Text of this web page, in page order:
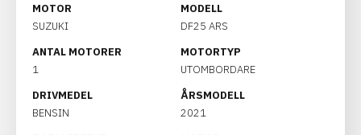
MOTOR
SUZUKI
MODELL
DF25 ARS
ANTAL MOTORER
1
MOTORTYP
UTOMBORDARE
DRIVMEDEL
BENSIN
ÅRSMODELL
2021